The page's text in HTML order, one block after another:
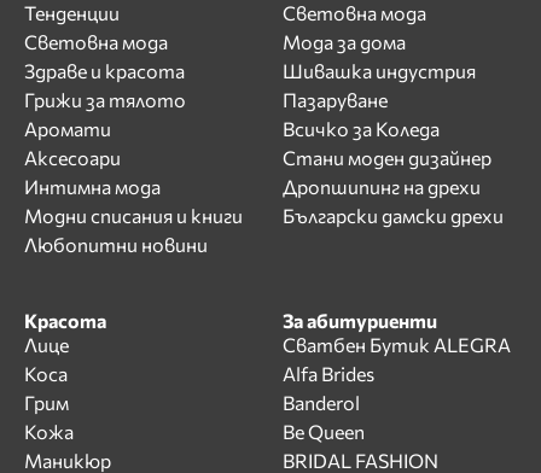
Тенденции
Световна мода
Здраве и красота
Грижи за тялото
Аромати
Аксесоари
Интимна мода
Модни списания и книги
Любопитни новини
Световна мода
Мода за дома
Шивашка индустрия
Пазаруване
Всичко за Коледа
Стани моден дизайнер
Дропшипинг на дрехи
Български дамски дрехи
Красота
Лице
Коса
Грим
Кожа
Маникюр
За абитуриенти
Сватбен Бутик ALEGRA
Alfa Brides
Banderol
Be Queen
BRIDAL FASHION